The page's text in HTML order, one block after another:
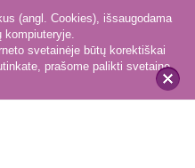
x
(angl. Cookies), išsaugodama
kompiuteryje.
svetainėje būtų korektiškai
prašome palikti svetainę.
51